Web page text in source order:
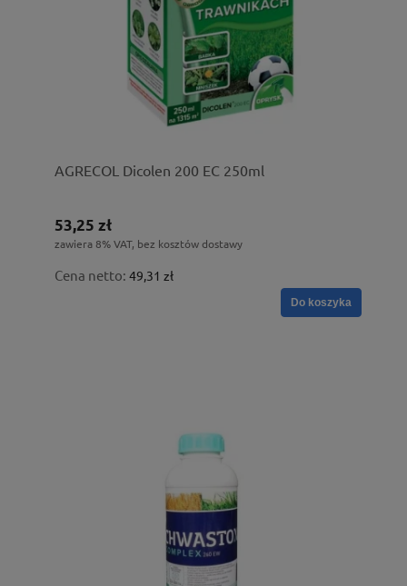
AGRECOL Dicolen 200 EC 250ml
53,25 zł
zawiera 8% VAT, bez kosztów dostawy
Cena netto: 49,31 zł
Do koszyka